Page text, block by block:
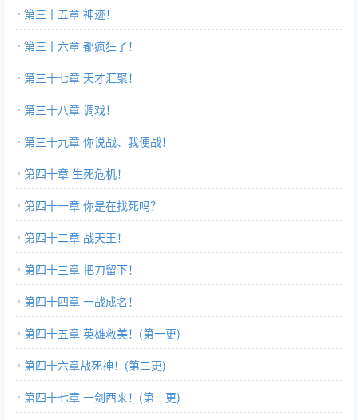
第三十五章 神迹！
第三十六章 都疯狂了！
第三十七章 天才汇聚！
第三十八章 调戏！
第三十九章 你说战、我便战！
第四十章 生死危机！
第四十一章 你是在找死吗？
第四十二章 战天王！
第四十三章 把刀留下！
第四十四章 一战成名！
第四十五章 英雄救美！(第一更)
第四十六章战死神！(第二更)
第四十七章 一剑西来！(第三更)